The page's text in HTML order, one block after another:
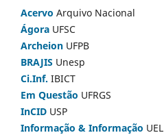
Acervo Arquivo Nacional
Ágora UFSC
Archeion UFPB
BRAJIS Unesp
Ci.Inf. IBICT
Em Questão UFRGS
InCID USP
Informação & Informação UEL